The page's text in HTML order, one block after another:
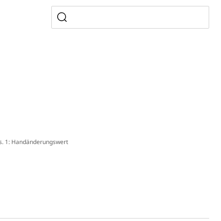
1: Handänderungswert
Zivilstandsamt, Erben, Erbenliste
Betriebe, Alarmierung, Sirenentest